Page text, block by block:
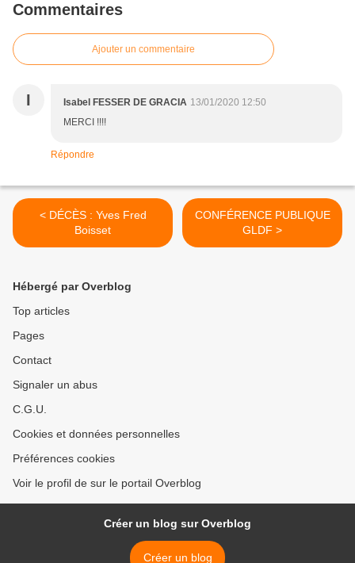
Commentaires
Ajouter un commentaire
I Isabel FESSER DE GRACIA 13/01/2020 12:50
MERCI !!!!
Répondre
< DÉCÈS : Yves Fred
Boisset
CONFÉRENCE PUBLIQUE
GLDF >
Hébergé par Overblog
Top articles
Pages
Contact
Signaler un abus
C.G.U.
Cookies et données personnelles
Préférences cookies
Voir le profil de sur le portail Overblog
Créer un blog sur Overblog
Créer un blog